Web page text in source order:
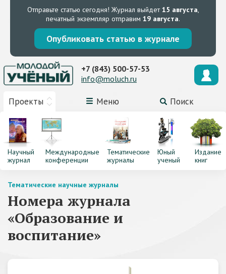
Отправьте статью сегодня! Журнал выйдет15 августа,
печатный экземпляр отправим 19 августа.
Опубликовать статью в журнале
Проекты Меню Поиск
+7 (843) 500-57-53
info@moluch.ru
Научный
журнал
Международные
конференции
Тематические
журналы
Юный
ученый
Издание
книг
Тематические научные журналы
Номера журнала
«Образование и
воспитание»